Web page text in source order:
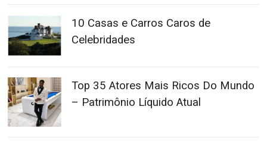
10 Casas e Carros Caros de
Celebridades
Top 35 Atores Mais Ricos Do Mundo
– Patrimônio Líquido Atual